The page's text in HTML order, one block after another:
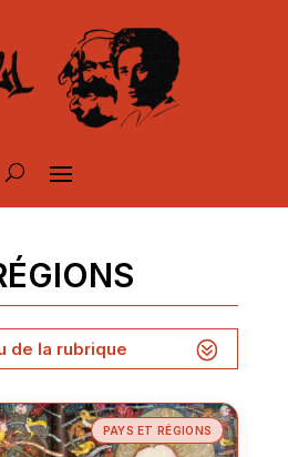
de la rubrique
PAYS ET RÉGIONS